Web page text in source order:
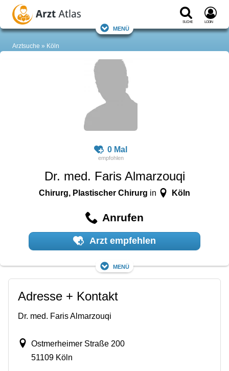
Suche Login
Menü
Arztsuche Köln
0 Mal
Dr. med. Faris Almarzouqi
Chirurg, Plastischer Chirurg in Köln
Anrufen
Arzt empfehlen
Menü
Adresse + Kontakt
Dr. med. Faris Almarzouqi
Ostmerheimer Straße 200
51109 Köln